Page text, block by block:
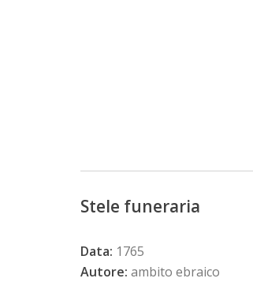
Stele funeraria
Data: 1765
Autore: ambito ebraico